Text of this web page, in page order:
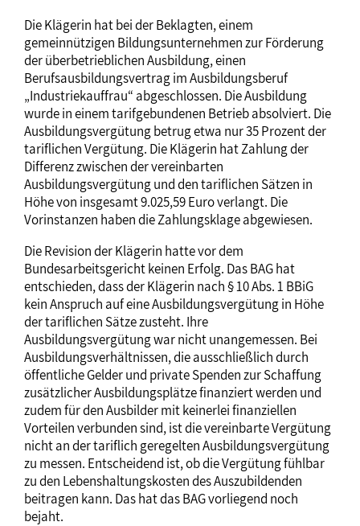
Die Klägerin hat bei der Beklagten, einem
gemeinnützigen Bildungsunternehmen zur Förderung
der überbetrieblichen Ausbildung, einen
Berufsausbildungsvertrag im Ausbildungsberuf
„Industriekauffrau“ abgeschlossen. Die Ausbildung
wurde in einem tarifgebundenen Betrieb absolviert. Die
Ausbildungsvergütung betrug etwa nur 35 Prozent der
tariflichen Vergütung. Die Klägerin hat Zahlung der
Differenz zwischen der vereinbarten
Ausbildungsvergütung und den tariflichen Sätzen in
Höhe von insgesamt 9.025,59 Euro verlangt. Die
Vorinstanzen haben die Zahlungsklage abgewiesen.
Die Revision der Klägerin hatte vor dem
Bundesarbeitsgericht keinen Erfolg. Das BAG hat
entschieden, dass der Klägerin nach § 10 Abs. 1 BBiG
kein Anspruch auf eine Ausbildungsvergütung in Höhe
der tariflichen Sätze zusteht. Ihre
Ausbildungsvergütung war nicht unangemessen. Bei
Ausbildungsverhältnissen, die ausschließlich durch
öffentliche Gelder und private Spenden zur Schaffung
zusätzlicher Ausbildungsplätze finanziert werden und
zudem für den Ausbilder mit keinerlei finanziellen
Vorteilen verbunden sind, ist die vereinbarte Vergütung
nicht an der tariflich geregelten Ausbildungsvergütung
zu messen. Entscheidend ist, ob die Vergütung fühlbar
zu den Lebenshaltungskosten des Auszubildenden
beitragen kann. Das hat das BAG vorliegend noch
bejaht.